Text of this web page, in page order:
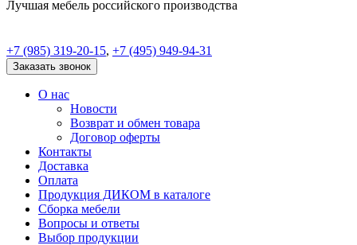
Лучшая мебель российского производства
+7 (985) 319-20-15, +7 (495) 949-94-31
Заказать звонок
О нас
Новости
Возврат и обмен товара
Договор оферты
Контакты
Доставка
Оплата
Продукция ДИКОМ в каталоге
Сборка мебели
Вопросы и ответы
Выбор продукции